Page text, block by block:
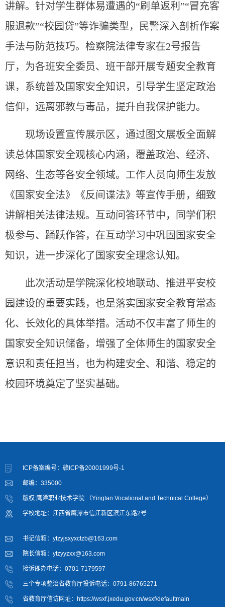
讲解。针对学生群体易遭遇的“刷单返利”“冒充客
服退款”“校园贷”等诈骗类型，民警深入剖析作案
手法与防范技巧。检察院法律专家在2号报告
厅，为各班安全委员、班干部开展专题安全教育
课，系统普及国家安全知识，引导学生坚定政治
信仰，远离邪教与毒品，提升自我保护能力。
现场设置宣传展示区，通过图文展板全面解
读总体国家安全观核心内涵，覆盖政治、经济、
网络、生态等各安全领域。工作人员向师生发放
《国家安全法》《反间谍法》等宣传手册，细致
讲解相关法律法规。互动问答环节中，同学们积
极参与、踊跃作答，在互动学习中巩固国家安全
知识，进一步深化了国家安全理念认知。
此次活动是学院深化校地联动、推进平安校
园建设的重要实践，也是落实国家安全教育常态
化、长效化的具体举措。活动不仅丰富了师生的
国家安全知识储备，增强了全体师生的国家安全
意识和责任担当，也为构建安全、和谐、稳定的
校园环境奠定了坚实基础。
ICP备案编号：赣ICP备20001999号-1
邮编：335000
版权:鹰潭职业技术学院 （Yingtan Vocational and Technical College）
学校地址：江西省鹰潭市信江新区滨江东路2号
书记信箱：ytzyjsxyxctzb@163.com
院长信箱：ytzyyzxx@163.com
接诉即办电话：0701-7179597
三个专项整治省教育厅投诉电话：0791-86765271
省教育厅信访网址：https://wsxf.jxedu.gov.cn/wsxf/defaultmain